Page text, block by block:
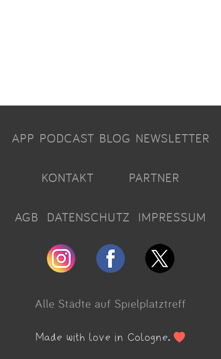
APP PODCAST BLOG NEWSLETTER
KONTAKT PARTNER
AGB DATENSCHUTZ IMPRESSUM
Alle Städte auf Spielplatztreff
Made with love in Cologne.